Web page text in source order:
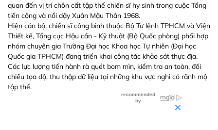
quan đến vị trí chôn cất tập thể chiến sĩ hy sinh trong cuộc Tổng
tiến công và nổi dậy Xuân Mậu Thân 1968.
Hiện cán bộ, chiến sĩ công binh thuộc Bộ Tư lệnh TPHCM và Viện
Thiết kế, Tổng cục Hậu cần - Kỹ thuật (Bộ Quốc phòng) phối hợp
nhóm chuyên gia Trường Đại học Khoa học Tự nhiên (Đại học
Quốc gia TPHCM) đang triển khai công tác khảo sát thực địa.
Các lực lượng tiến hành rà quét bom mìn, kiểm tra an toàn, đối
chiếu tọa độ, thu thập dữ liệu tại những khu vực nghi có rãnh mộ
tập thể.